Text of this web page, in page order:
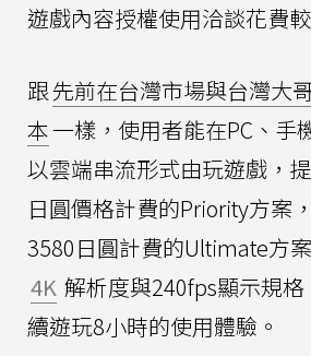
遊戲內容授權使用洽談花費
跟先前在台灣市場與台灣大
本一樣，使用者能在PC、手
以雲端串流形式由玩遊戲，
日圓價格計費的Priority方案
3580日圓計費的Ultimate方
4K 解析度與240fps顯示規
續遊玩8小時的使用體驗。